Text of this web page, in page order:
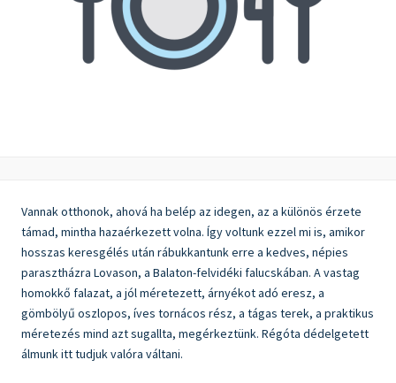
Vannak otthonok, ahová ha belép az idegen, az a különös érzete
támad, mintha hazaérkezett volna. Így voltunk ezzel mi is, amikor
hosszas keresgélés után rábukkantunk erre a kedves, népies
parasztházra Lovason, a Balaton-felvidéki falucskában. A vastag
homokkő falazat, a jól méretezett, árnyékot adó eresz, a
gömbölyű oszlopos, íves tornácos rész, a tágas terek, a praktikus
méretezés mind azt sugallta, megérkeztünk. Régóta dédelgetett
álmunk itt tudjuk valóra váltani.